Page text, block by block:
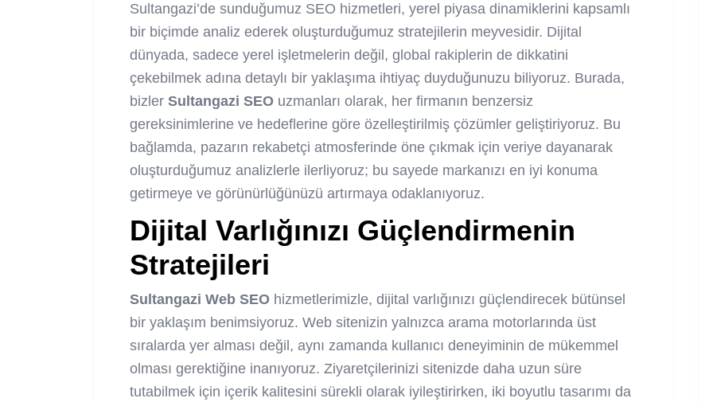
Sultangazi’de sunduğumuz SEO hizmetleri, yerel piyasa dinamiklerini kapsamlı
bir biçimde analiz ederek oluşturduğumuz stratejilerin meyvesidir. Dijital
dünyada, sadece yerel işletmelerin değil, global rakiplerin de dikkatini
çekebilmek adına detaylı bir yaklaşıma ihtiyaç duyduğunuzu biliyoruz. Burada,
bizler Sultangazi SEO uzmanları olarak, her firmanın benzersiz
gereksinimlerine ve hedeflerine göre özelleştirilmiş çözümler geliştiriyoruz. Bu
bağlamda, pazarın rekabetçi atmosferinde öne çıkmak için veriye dayanarak
oluşturduğumuz analizlerle ilerliyoruz; bu sayede markanızı en iyi konuma
getirmeye ve görünürlüğünüzü artırmaya odaklanıyoruz.
Dijital Varlığınızı Güçlendirmenin
Stratejileri
Sultangazi Web SEO hizmetlerimizle, dijital varlığınızı güçlendirecek bütünsel
bir yaklaşım benimsiyoruz. Web sitenizin yalnızca arama motorlarında üst
sıralarda yer alması değil, aynı zamanda kullanıcı deneyiminin de mükemmel
olması gerektiğine inanıyoruz. Ziyaretçilerinizi sitenizde daha uzun süre
tutabilmek için içerik kalitesini sürekli olarak iyileştirirken, iki boyutlu tasarımı da